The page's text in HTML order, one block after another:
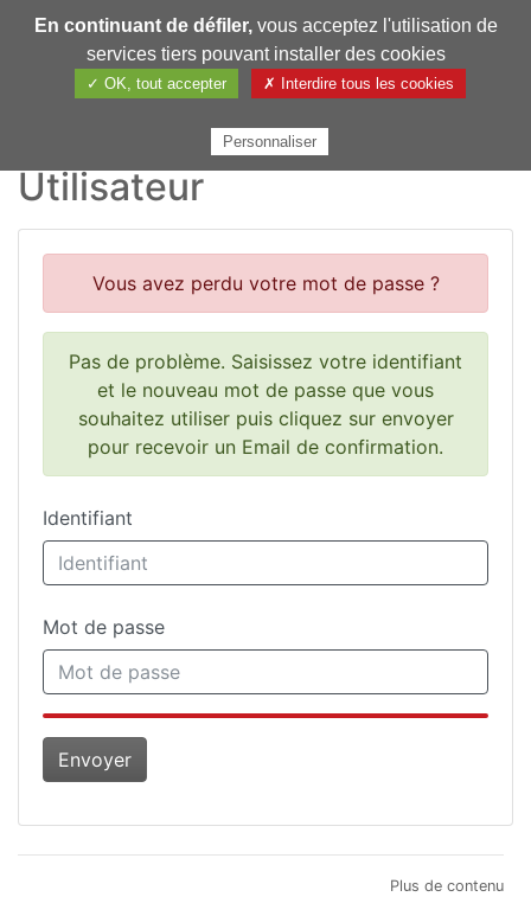
Pharmechange
Utilisateur
Vous avez perdu votre mot de passe ?
Pas de problème. Saisissez votre identifiant
et le nouveau mot de passe que vous
souhaitez utiliser puis cliquez sur envoyer
pour recevoir un Email de confirmation.
Identifiant
Mot de passe
Plus de contenu
En continuant de défiler,vous acceptez l'utilisation de
services tiers pouvant installer des cookies
✓ OK, tout accepter ✗ Interdire tous les cookies
Personnaliser